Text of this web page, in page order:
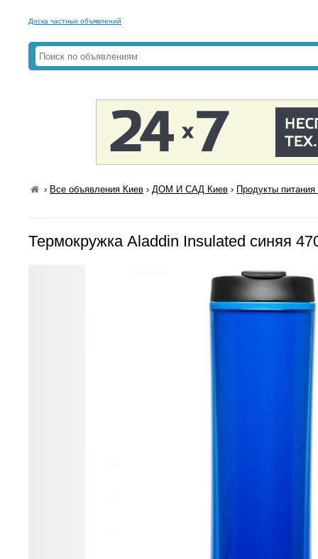
Доска частных объявлений
› Все объявления Киев ›ДОМ И САД Киев › Продукты
Термокружка Aladdin Insulated синяя